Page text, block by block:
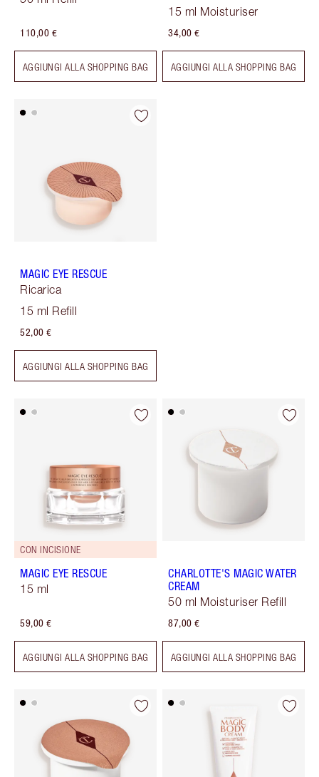
110,00 €
AGGIUNGI ALLA SHOPPING BAG
15 ml Moisturiser
34,00 €
AGGIUNGI ALLA SHOPPING BAG
MAGIC EYE RESCUE
Ricarica
15 ml Refill
52,00 €
AGGIUNGI ALLA SHOPPING BAG
CON INCISIONE
MAGIC EYE RESCUE
15 ml
59,00 €
AGGIUNGI ALLA SHOPPING BAG
CHARLOTTE'S MAGIC WATER
CREAM
50 ml Moisturiser Refill
87,00 €
AGGIUNGI ALLA SHOPPING BAG